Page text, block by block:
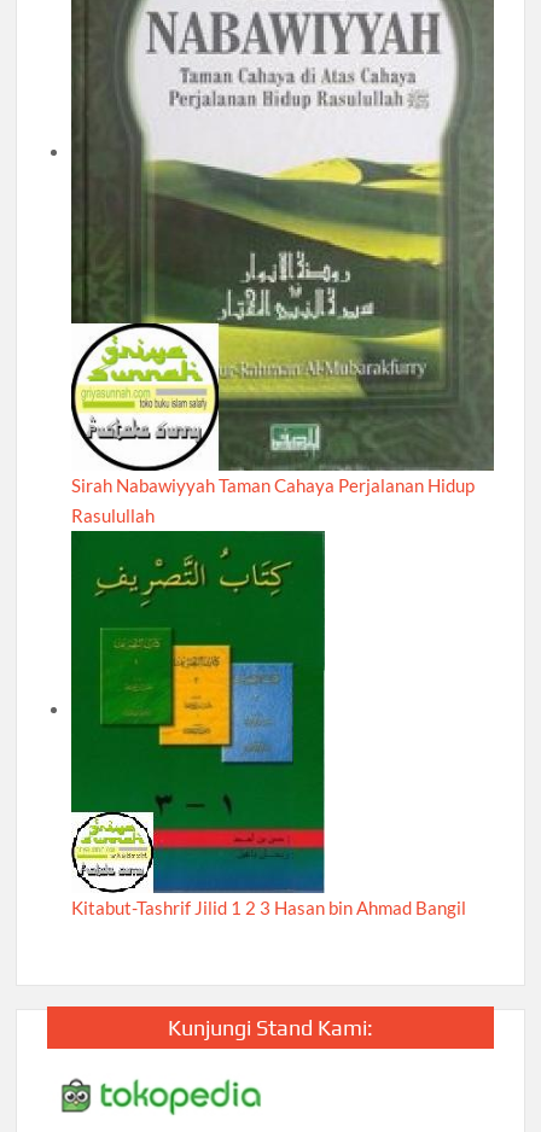
Sirah Nabawiyyah Taman Cahaya Perjalanan Hidup
Rasulullah
Kitabut-Tashrif Jilid 1 2 3 Hasan bin Ahmad Bangil
Kunjungi Stand Kami: